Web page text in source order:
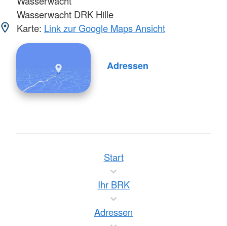
Wasserwacht DRK Hille
Karte: Link zur Google Maps Ansicht
Adressen
Start
Ihr BRK
Adressen